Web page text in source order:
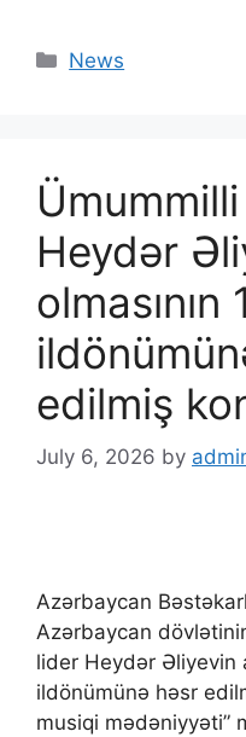
News
Heydər
edilmiş
July 6, 2026 by
Azərbaycan
Azərbaycan
lider Heydər Əliyevin
ildönümünə həsr
musiqi mədəniyyəti”